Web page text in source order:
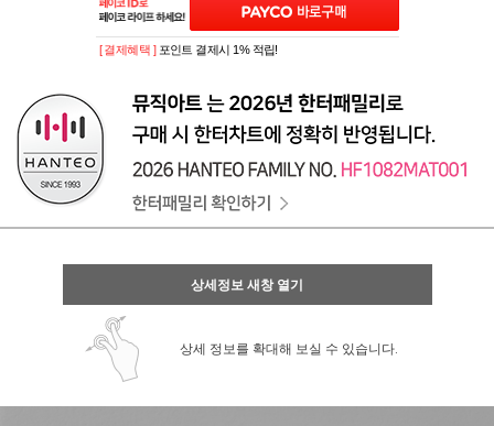
[ 결제혜택 ] 포인트 결제시 1% 적립!
상세정보 새창 열기
상세 정보를 확대해 보실 수 있습니다.